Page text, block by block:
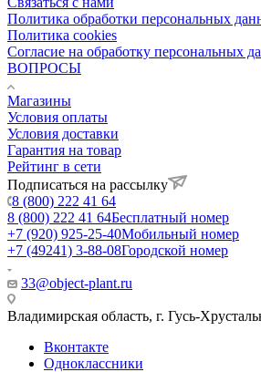
Политика обработки персональных
Политика cookies
Согласие на обработку персональных
ВОПРОСЫ
Магазины
Условия оплаты
Условия доставки
Гарантия на товар
Рейтинг в сети
Подписаться на рассылку
8 (800) 222 41 64
8 (800) 222 41 64Бесплатный номер
+7 (920) 925-25-40Мобильный номер
+7 (49241) 3-88-08Городской номер
33@object-plant.ru
Владимирская область, г. Гусь-
Вконтакте
Одноклассники